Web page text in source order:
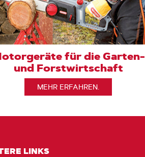
für die Garten-
und Forstwirtschaft
MEHR ERFAHREN.
LINKS